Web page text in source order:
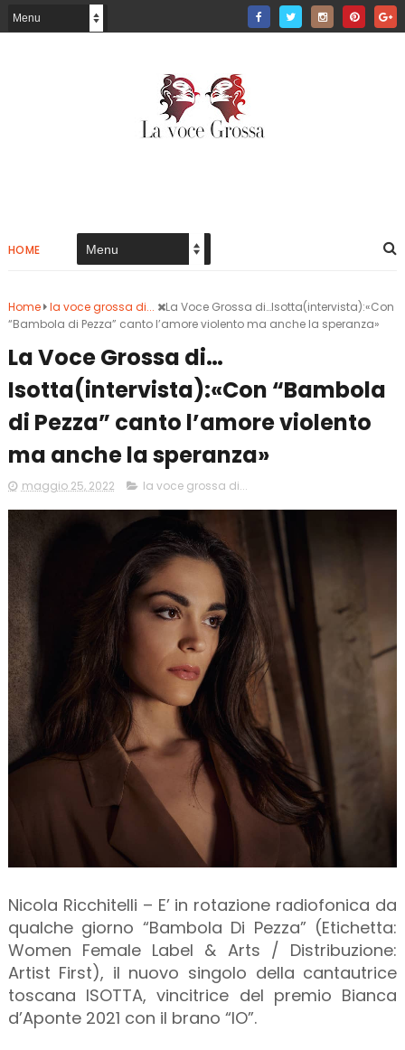
HOME
Home la voce grossa di...
La Voce Grossa di…Isotta(intervista):«Con
“Bambola di Pezza” canto l’amore violento ma anche la speranza»
La Voce Grossa di…
Isotta(intervista):«Con “Bambola
di Pezza” canto l’amore violento
ma anche la speranza»
maggio 25, 2022 la voce grossa di...
Nicola Ricchitelli – E’ in rotazione radiofonica da
qualche giorno “Bambola Di Pezza” (Etichetta:
Women Female Label & Arts / Distribuzione:
Artist First), il nuovo singolo della cantautrice
toscana ISOTTA, vincitrice del premio Bianca
d’Aponte 2021 con il brano “IO”.